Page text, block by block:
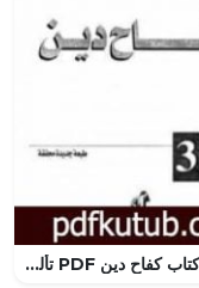
تحميل كتاب كفاح دين PDF تأليف محمد الغزالي مجانا [كامل]